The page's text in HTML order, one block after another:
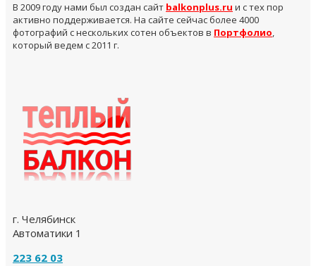
В 2009 году нами был создан сайт balkonplus.ru и с тех пор
активно поддерживается. На сайте сейчас более 4000
фотографий с нескольких сотен объектов в Портфолио,
который ведем с 2011 г.
г. Челябинск
Автоматики 1
223 62 03